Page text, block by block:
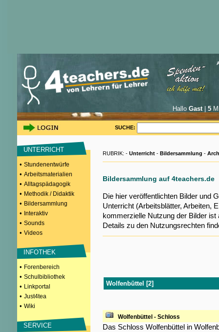
Hallo Gast| 5
SUCHE:
UNTERRICHT
• Stundenentwürfe
• Arbeitsmaterialien
• Alltagspädagogik
• Methodik / Didaktik
• Bildersammlung
• Interaktiv
• Sounds
• Videos
INFOTHEK
• Forenbereich
• Schulbibliothek
• Linkportal
• Just4tea
• Wiki
SERVICE
RUBRIK: - Unterricht - Bildersammlung -
Bildersammlung auf 4teachers.de
Die hier veröffentlichten Bilder und
Unterricht (Arbeitsblätter, Arbeiten,
kommerzielle Nutzung der Bilder ist
Details zu den Nutzungsrechten
Wolfenbüttel [2]
Wolfenbüttel - Schloss
Das Schloss Wolfenbüttel in